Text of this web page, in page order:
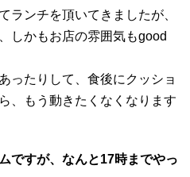
ランチを頂いてきましたが、
しかもお店の雰囲気もgood
ったりして、食後にクッショ
、もう動きたくなくなります
ですが、なんと17時までやっ